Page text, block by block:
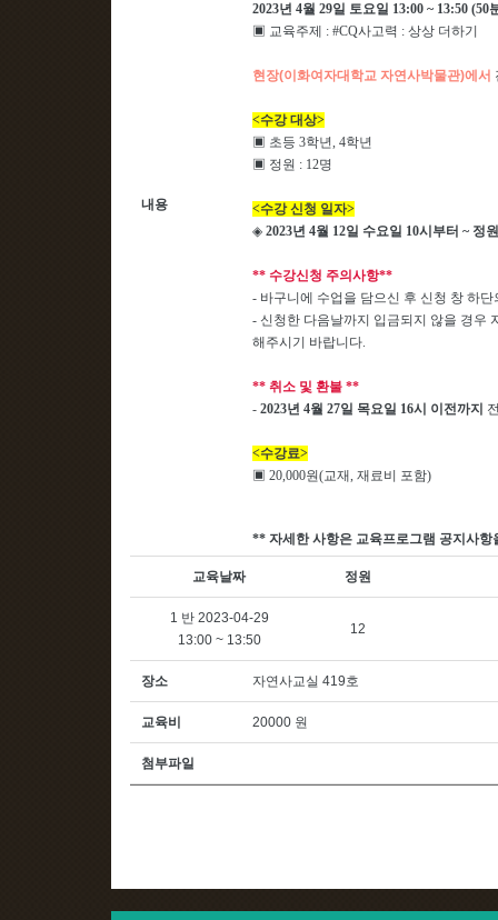
내용
2023년 4월 29일 토요일 13:00 ~ 13:50 (50
▣ 교육주제 : #CQ사고력 : 상상 더하기
현장(이화여자대학교 자연사박물관)에서
<수강 대상>
▣ 초등 3학년, 4학년
▣ 정원 : 12명
<수강 신청 일자>
◈ 2023년 4월 12일 수요일 10시부터 ~ 정
** 수강신청 주의사항**
- 바구니에 수업을 담으신 후 신청 창 하
- 신청한 다음날까지 입금되지 않을 경우
해주시기 바랍니다.
** 취소 및 환불 **
- 2023년 4월 27일 목요일 16시 이전까지
<수강료>
▣ 20,000원(교재, 재료비 포함)
** 자세한 사항은 교육프로그램 공지사항
교육날짜 정원
1 반 2023-04-29
13:00 ~ 13:50
12
장소 자연사교실 419호
교육비 20000 원
첨부파일